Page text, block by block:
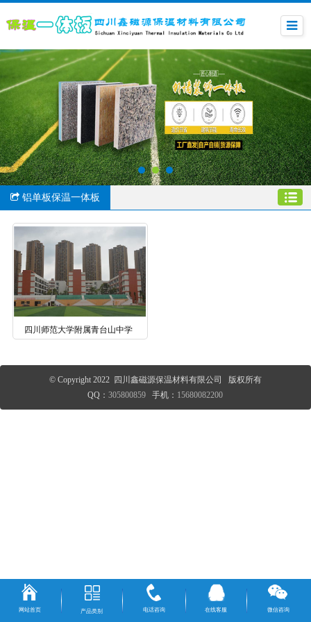
铝单板保温一体板
四川师范大学附属青台山中学
© Copyright 2022 四川鑫磁源保温材料有限公司 版权所有
QQ：305800859 手机： 15680082200
网站首页 产品类别 电话咨询 在线客服 微信咨询